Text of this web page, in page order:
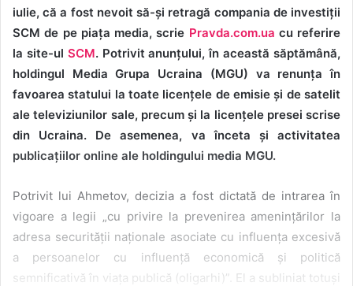
iulie, că a fost nevoit să-și retragă compania de investiții
SCM de pe piața media, scrie Pravda.com.ua cu referire
la site-ul SCM. Potrivit anunțului, în această săptămână,
holdingul Media Grupa Ucraina (MGU) va renunța în
favoarea statului la toate licențele de emisie și de satelit
ale televiziunilor sale, precum și la licențele presei scrise
din Ucraina. De asemenea, va înceta și activitatea
publicațiilor online ale holdingului media MGU.
Potrivit lui Ahmetov, decizia a fost dictată de intrarea în
vigoare a legii „cu privire la prevenirea amenințărilor la
adresa securității naționale asociate cu influența excesivă
a persoanelor cu influență economică și politică
semnificativă în viața publică (oligarhi)”. El a subliniat totuși